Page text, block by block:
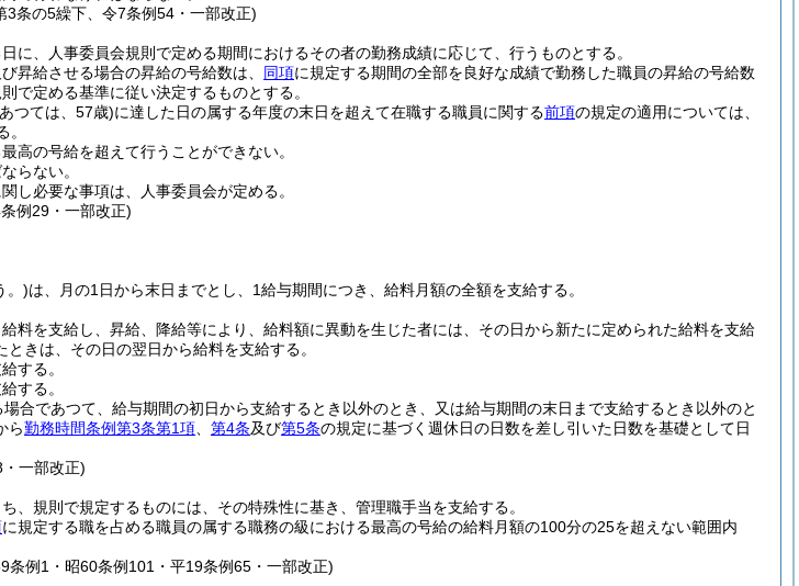
条の5繰下、令7条例54・一部改正)
に、人事委員会規則で定める期間におけるその者の勤務成績に応じて、行うものとする。
昇給させる場合の昇給の号給数は、 同項に規定する期間の全部を良好な成績で勤務した職員の昇給の号給数
で定める基準に従い決定するものとする。
つては、57歳)に達した日の属する年度の末日を超えて在職する職員に関する前項の規定の適用については、
高の号給を超えて行うことができない。
らない。
し必要な事項は、人事委員会が定める。
例29・一部改正)
。)は、月の1日から末日までとし、1給与期間につき、給料月額の全額を支給する。
料を支給し、昇給、降給等により、給料額に異動を生じた者には、その日から新たに定められた給料を支給
きは、その日の翌日から給料を支給する。
する。
する。
合であつて、給与期間の初日から支給するとき以外のとき、又は給与期間の末日まで支給するとき以外のと
ら勤務時間条例第3条第1項 第4条及び第5条の規定に基づく週休日の日数を差し引いた日数を基礎として日
一部改正)
、規則で規定するものには、その特殊性に基き、管理職手当を支給する。
に規定する職を占める職員の属する職務の級における最高の号給の給料月額の100分の25を超えない範囲内
例1・昭60条例101・平19条例65・一部改正)